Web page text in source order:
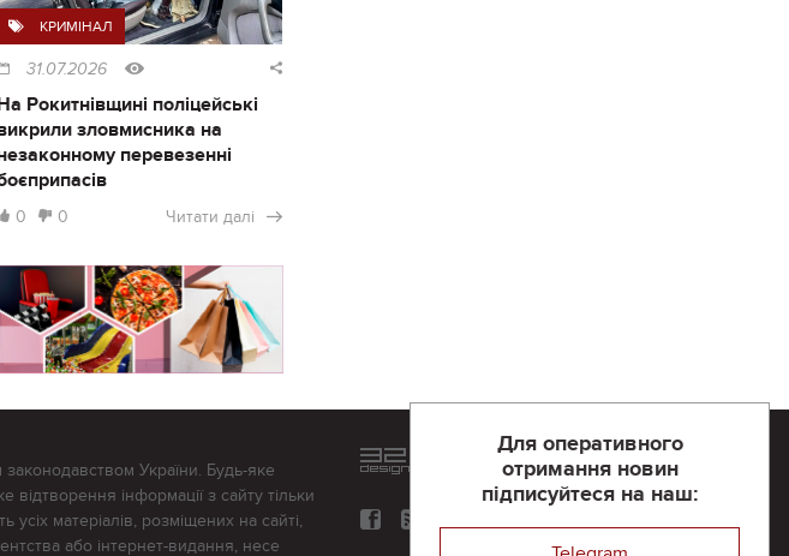
КРИМІНАЛ
31.07.2026
Рокитнівщині поліцейські
зловмисника на
перевезенні
0 0 Читати далі
Для оперативного
отримання новин
підписуйтеся на наш:
України. Будь-яке
інформації з сайту тільки
усіх матеріалів, розміщених на сайті,
або інтернет-видання, несе
Розроблений та підтримується
компанії 32х32